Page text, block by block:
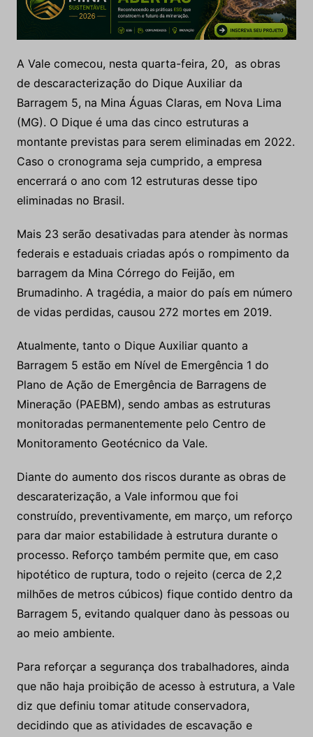
A Vale comecou, nesta quarta-feira, 20, as obras
de descaracterização do Dique Auxiliar da
Barragem 5, na Mina Águas Claras, em Nova Lima
(MG). O Dique é uma das cinco estruturas a
montante previstas para serem eliminadas em 2022.
Caso o cronograma seja cumprido, a empresa
encerrará o ano com 12 estruturas desse tipo
eliminadas no Brasil.
Mais 23 serão desativadas para atender às normas
federais e estaduais criadas após o rompimento da
barragem da Mina Córrego do Feijão, em
Brumadinho. A tragédia, a maior do país em número
de vidas perdidas, causou 272 mortes em 2019.
Atualmente, tanto o Dique Auxiliar quanto a
Barragem 5 estão em Nível de Emergência 1 do
Plano de Ação de Emergência de Barragens de
Mineração (PAEBM), sendo ambas as estruturas
monitoradas permanentemente pelo Centro de
Monitoramento Geotécnico da Vale.
Diante do aumento dos riscos durante as obras de
descaraterização, a Vale informou que foi
construído, preventivamente, em março, um reforço
para dar maior estabilidade à estrutura durante o
processo. Reforço também permite que, em caso
hipotético de ruptura, todo o rejeito (cerca de 2,2
milhões de metros cúbicos) fique contido dentro da
Barragem 5, evitando qualquer dano às pessoas ou
ao meio ambiente.
Para reforçar a segurança dos trabalhadores, ainda
que não haja proibição de acesso à estrutura, a Vale
diz que definiu tomar atitude conservadora,
decidindo que as atividades de escavação e